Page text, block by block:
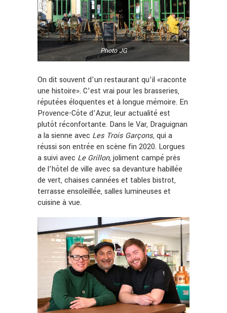
Photo JG
On dit souvent d’un restaurant qu’il «raconte
une histoire». C’est vrai pour les brasseries,
réputées éloquentes et à longue mémoire. En
Provence-Côte d’Azur, leur actualité est
plutôt réconfortante. Dans le Var, Draguignan
a la sienne avec Les Trois Garçons, qui a
réussi son entrée en scène fin 2020. Lorgues
a suivi avec Le Grillon,joliment campé près
de l’hôtel de ville avec sa devanture habillée
de vert, chaises cannées et tables bistrot,
terrasse ensoleillée, salles lumineuses et
cuisine à vue.